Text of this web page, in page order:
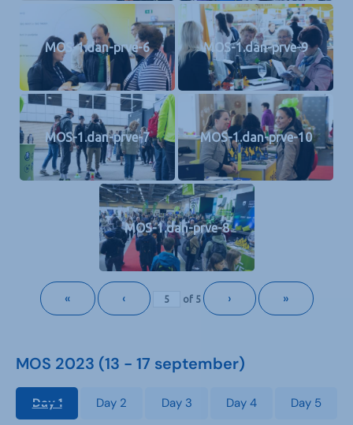
MOS-1.dan-prve-6 MOS-1.dan-prve-9
MOS-1.dan-prve-7 MOS-1.dan-prve-10
MOS-1.dan-prve-8
« ‹ of 5 › »
MOS 2023 (13 - 17 september)
Day 1 Day 2 Day 3 Day 4 Day 5